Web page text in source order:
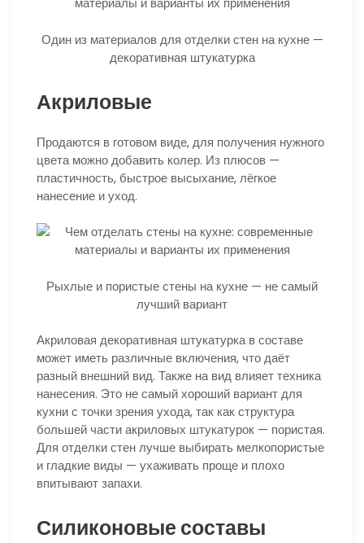
Один из материалов для отделки стен на кухне —
декоративная штукатурка
Акриловые
Продаются в готовом виде, для получения нужного
цвета можно добавить колер. Из плюсов —
пластичность, быстрое высыхание, лёгкое
нанесение и уход.
Рыхлые и пористые стены на кухне — не самый
лучший вариант
Акриловая декоративная штукатурка в составе
может иметь различные включения, что даёт
разный внешний вид. Также на вид влияет техника
нанесения. Это не самый хороший вариант для
кухни с точки зрения ухода, так как структура
большей части акриловых штукатурок — пористая.
Для отделки стен лучше выбирать мелкопористые
и гладкие виды — ухаживать проще и плохо
впитывают запахи.
Силиконовые составы